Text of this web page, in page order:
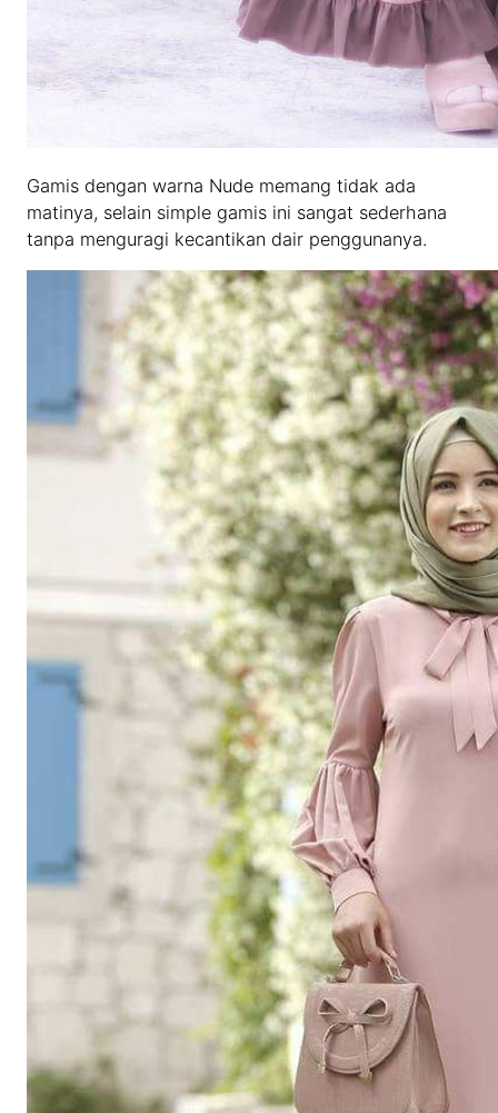
Gamis dengan warna Nude memang tidak ada
matinya, selain simple gamis ini sangat sederhana
tanpa menguragi kecantikan dair penggunanya.